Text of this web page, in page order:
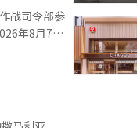
考并付诸实
战司令部参
年8月7日